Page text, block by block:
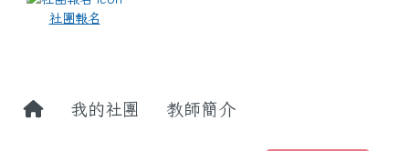
社團報名
我的社團 教師簡介